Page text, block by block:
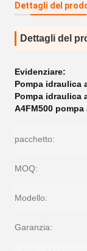
Dettagli del
Dettagli del
Evidenziare:
Pompa idraulica
Pompa idraulica
A4FM500
pacchetto:
MOQ:
Modello:
Garanzia: